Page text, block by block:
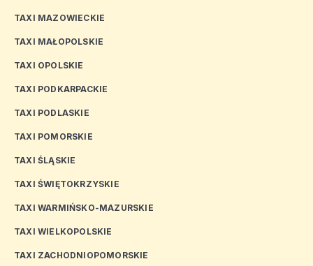
TAXI MAZOWIECKIE
TAXI MAŁOPOLSKIE
TAXI OPOLSKIE
TAXI PODKARPACKIE
TAXI PODLASKIE
TAXI POMORSKIE
TAXI ŚLĄSKIE
TAXI ŚWIĘTOKRZYSKIE
TAXI WARMIŃSKO-MAZURSKIE
TAXI WIELKOPOLSKIE
TAXI ZACHODNIOPOMORSKIE